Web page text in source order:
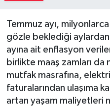
Temmuz ayı,
gözle beklediği aylardan
ayına ait enflasyon
birlikte maaş zamları da
mutfak masrafına,
faturalarından ulaşıma
artan yaşam maliyetleri
Piyasa
Resmi İlanlar